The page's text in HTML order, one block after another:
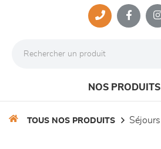
NOS PRODUITS
TOUS NOS PRODUITS séjours